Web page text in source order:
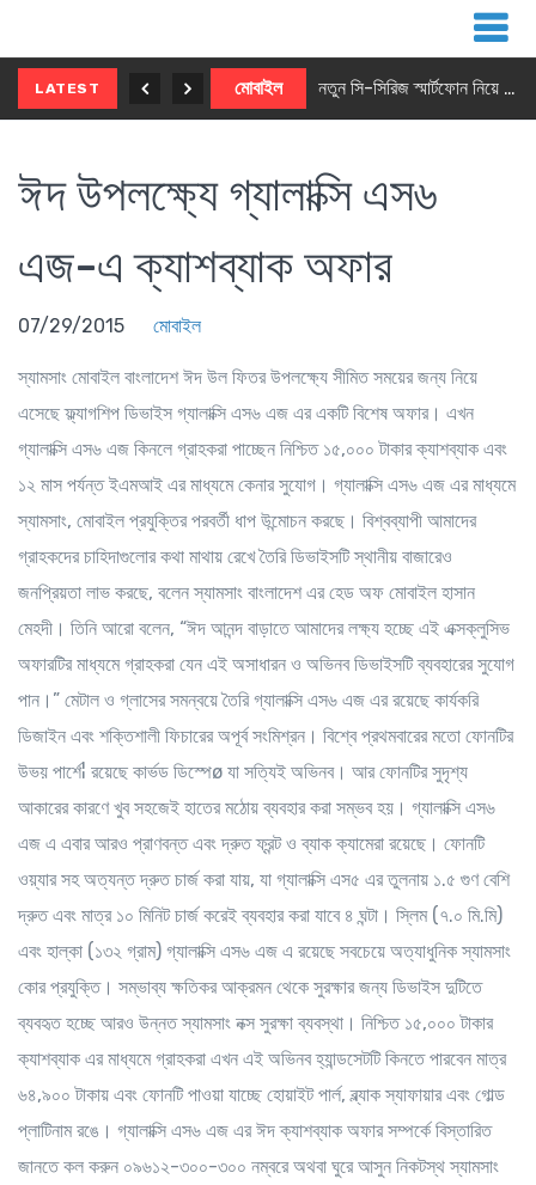
LATEST মোবাইল নতুন সি-সিরিজ স্মার্টফোন নিয়ে আসছে রিয়েলমি
ঈদ উপলক্ষ্যে গ্যালাক্সি এস৬
এজ-এ ক্যাশব্যাক অফার
07/29/2015 মোবাইল
স্যামসাং মোবাইল বাংলাদেশ ঈদ উল ফিতর উপলক্ষ্যে সীমিত সময়ের জন্য নিয়ে
এসেছে ফ্ল্যাগশিপ ডিভাইস গ্যালাক্সি এস৬ এজ এর একটি বিশেষ অফার। এখন
গ্যালাক্সি এস৬ এজ কিনলে গ্রাহকরা পাচ্ছেন নিশ্চিত ১৫,০০০ টাকার ক্যাশব্যাক এবং
১২ মাস পর্যন্ত ইএমআই এর মাধ্যমে কেনার সুযোগ। গ্যালাক্সি এস৬ এজ এর মাধ্যমে
স্যামসাং, মোবাইল প্রযুক্তির পরবর্তী ধাপ উন্মোচন করছে। বিশ্বব্যাপী আমাদের
গ্রাহকদের চাহিদাগুলোর কথা মাথায় রেখে তৈরি ডিভাইসটি স্থানীয় বাজারেও
জনপ্রিয়তা লাভ করছে, বলেন স্যামসাং বাংলাদেশ এর হেড অফ মোবাইল হাসান
মেহদী। তিনি আরো বলেন, “ঈদ আনন্দ বাড়াতে আমাদের লক্ষ্য হচ্ছে এই এক্সক্লুসিভ
অফারটির মাধ্যমে গ্রাহকরা যেন এই অসাধারন ও অভিনব ডিভাইসটি ব্যবহারের সুযোগ
পান।” মেটাল ও গ্লাসের সমন্বয়ে তৈরি গ্যালাক্সি এস৬ এজ এর রয়েছে কার্যকরি
ডিজাইন এবং শক্তিশালী ফিচারের অপূর্ব সংমিশ্রন। বিশ্বে প্রথমবারের মতো ফোনটির
উভয় পার্শে¦ রয়েছে কার্ভড ডিস্পেø যা সত্যিই অভিনব। আর ফোনটির সুদৃশ্য
আকারের কারণে খুব সহজেই হাতের মঠোয় ব্যবহার করা সম্ভব হয়। গ্যালাক্সি এস৬
এজ এ এবার আরও প্রাণবন্ত এবং দ্রুত ফ্রন্ট ও ব্যাক ক্যামেরা রয়েছে। ফোনটি
ওয়্যার সহ অত্যন্ত দ্রুত চার্জ করা যায়, যা গ্যালাক্সি এস৫ এর তুলনায় ১.৫ গুণ বেশি
দ্রুত এবং মাত্র ১০ মিনিট চার্জ করেই ব্যবহার করা যাবে ৪ ঘন্টা। স্লিম (৭.০ মি.মি)
এবং হাল্কা (১৩২ গ্রাম) গ্যালাক্সি এস৬ এজ এ রয়েছে সবচেয়ে অত্যাধুনিক স্যামসাং
কোর প্রযুক্তি। সম্ভাব্য ক্ষতিকর আক্রমন থেকে সুরক্ষার জন্য ডিভাইস দুটিতে
ব্যবহৃত হচ্ছে আরও উন্নত স্যামসাং নক্স সুরক্ষা ব্যবস্থা। নিশ্চিত ১৫,০০০ টাকার
ক্যাশব্যাক এর মাধ্যমে গ্রাহকরা এখন এই অভিনব হ্যান্ডসেটটি কিনতে পারবেন মাত্র
৬৪,৯০০ টাকায় এবং ফোনটি পাওয়া যাচ্ছে হোয়াইট পার্ল, ব্ল্যাক স্যাফায়ার এবং গোল্ড
প্লাটিনাম রঙে। গ্যালাক্সি এস৬ এজ এর ঈদ ক্যাশব্যাক অফার সম্পর্কে বিস্তারিত
জানতে কল করুন ০৯৬১২-৩০০-৩০০ নম্বরে অথবা ঘুরে আসুন নিকটস্থ স্যামসাং